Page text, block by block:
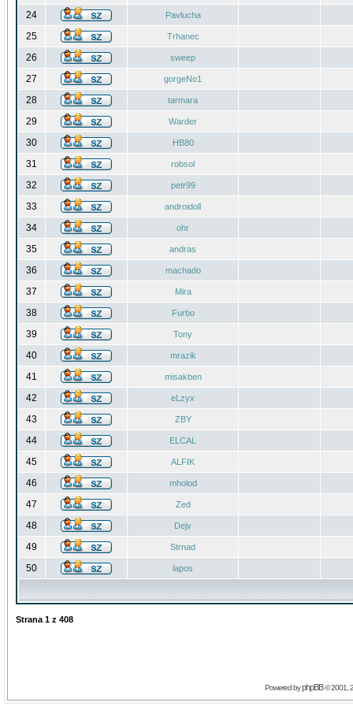
24 Pavlucha
25 Trhanec
26 sweep
27 gorgeNo1
28 tarmara
29 Warder
30 HB80
31 robsol
32 petr99
33 androidoll
34 ohr
35 andras
36 machado
37 Mira
38 Furbo
39 Tony
40 mrazik
41 misakben
42 eLzyx
43 ZBY
44 ELCAL
45 ALFIK
46 mholod
47 Zed
48 Dejv
49 Strnad
50 lapos
Strana 1 z 408
Powered byphpBB© 2001,